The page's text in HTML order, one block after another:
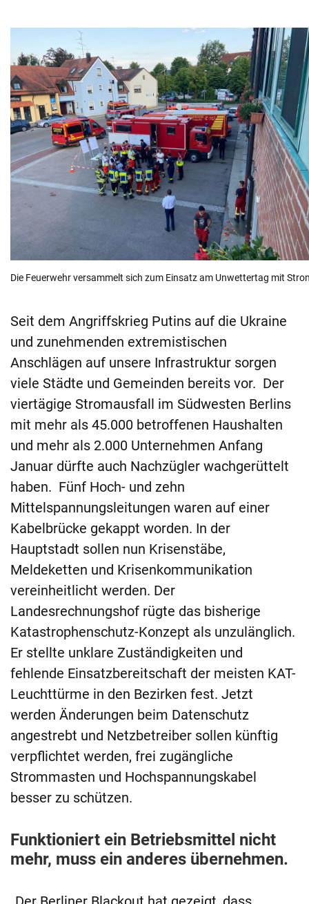
Die Feuerwehr versammelt sich zum Einsatz am Unwettertag mit
Seit dem Angriffskrieg Putins auf die Ukraine
und zunehmenden extremistischen
Anschlägen auf unsere Infrastruktur sorgen
viele Städte und Gemeinden bereits vor. Der
viertägige Stromausfall im Südwesten Berlins
mit mehr als 45.000 betroffenen Haushalten
und mehr als 2.000 Unternehmen Anfang
Januar dürfte auch Nachzügler wachgerüttelt
haben. Fünf Hoch- und zehn
Mittelspannungsleitungen waren auf einer
Kabelbrücke gekappt worden. In der
Hauptstadt sollen nun Krisenstäbe,
Meldeketten und Krisenkommunikation
vereinheitlicht werden. Der
Landesrechnungshof rügte das bisherige
Katastrophenschutz-Konzept als unzulänglich.
Er stellte unklare Zuständigkeiten und
fehlende Einsatzbereitschaft der meisten KAT-
Leuchttürme in den Bezirken fest. Jetzt
werden Änderungen beim Datenschutz
angestrebt und Netzbetreiber sollen künftig
verpflichtet werden, frei zugängliche
Strommasten und Hochspannungskabel
besser zu schützen.
Funktioniert ein Betriebsmittel nicht
mehr, muss ein anderes übernehmen.